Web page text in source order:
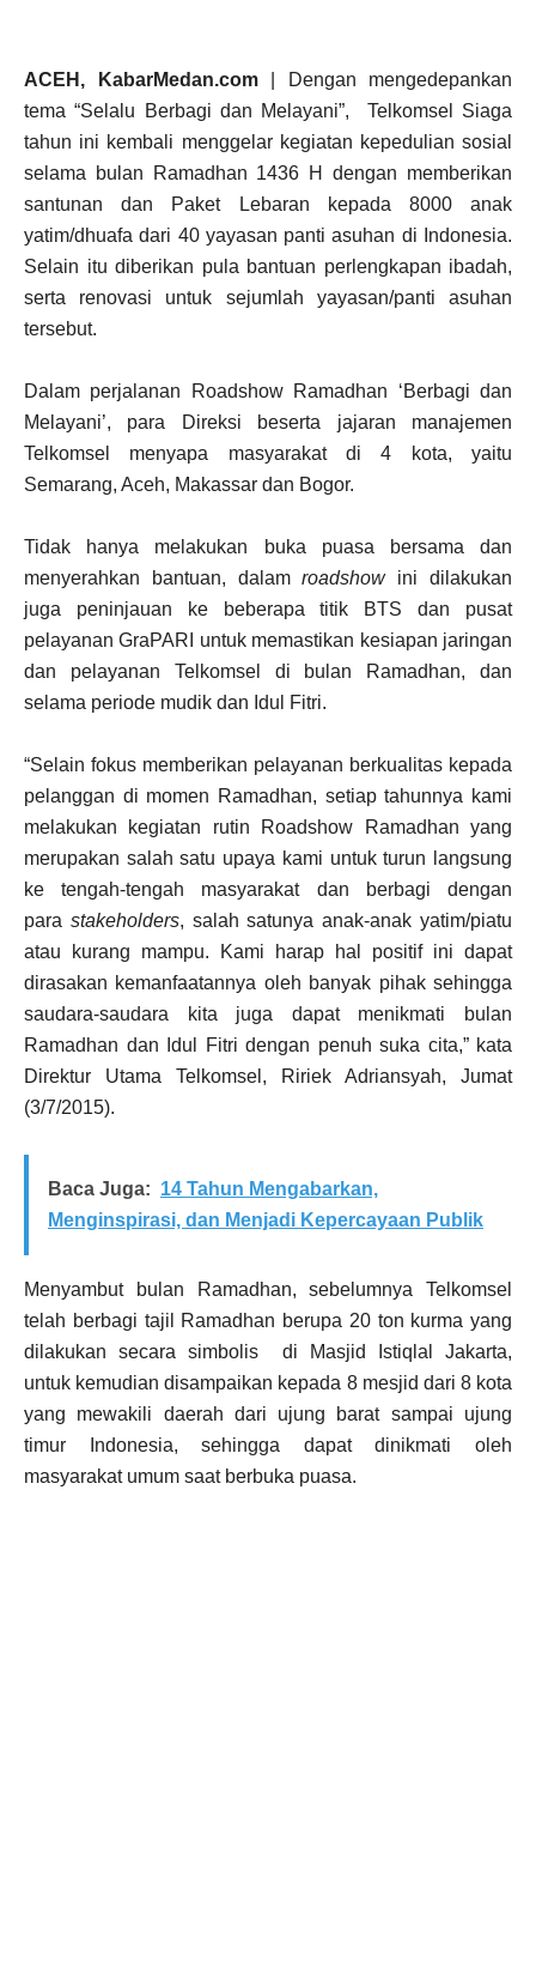
ACEH, KabarMedan.com| Dengan mengedepankan
tema “Selalu Berbagi dan Melayani”, Telkomsel Siaga
tahun ini kembali menggelar kegiatan kepedulian sosial
selama bulan Ramadhan 1436 H dengan memberikan
santunan dan Paket Lebaran kepada 8000 anak
yatim/dhuafa dari 40 yayasan panti asuhan di Indonesia.
Selain itu diberikan pula bantuan perlengkapan ibadah,
serta renovasi untuk sejumlah yayasan/panti asuhan
tersebut.
Dalam perjalanan Roadshow Ramadhan ‘Berbagi dan
Melayani’, para Direksi beserta jajaran manajemen
Telkomsel menyapa masyarakat di 4 kota, yaitu
Semarang, Aceh, Makassar dan Bogor.
Tidak hanya melakukan buka puasa bersama dan
menyerahkan bantuan, dalamroadshowini dilakukan
juga peninjauan ke beberapa titik BTS dan pusat
pelayanan GraPARI untuk memastikan kesiapan jaringan
dan pelayanan Telkomsel di bulan Ramadhan, dan
selama periode mudik dan Idul Fitri.
“Selain fokus memberikan pelayanan berkualitas kepada
pelanggan di momen Ramadhan, setiap tahunnya kami
melakukan kegiatan rutin Roadshow Ramadhan yang
merupakan salah satu upaya kami untuk turun langsung
ke tengah-tengah masyarakat dan berbagi dengan
para stakeholders, salah satunya anak-anak yatim/piatu
atau kurang mampu. Kami harap hal positif ini dapat
dirasakan kemanfaatannya oleh banyak pihak sehingga
saudara-saudara kita juga dapat menikmati bulan
Ramadhan dan Idul Fitri dengan penuh suka cita,” kata
Direktur Utama Telkomsel, Ririek Adriansyah, Jumat
(3/7/2015).
Baca Juga: 14 Tahun Mengabarkan,
Menginspirasi, dan Menjadi Kepercayaan Publik
Menyambut bulan Ramadhan, sebelumnya Telkomsel
telah berbagi tajil Ramadhan berupa 20 ton kurma yang
dilakukan secara simbolis di Masjid Istiqlal Jakarta,
untuk kemudian disampaikan kepada 8 mesjid dari 8 kota
yang mewakili daerah dari ujung barat sampai ujung
timur Indonesia, sehingga dapat dinikmati oleh
masyarakat umum saat berbuka puasa.